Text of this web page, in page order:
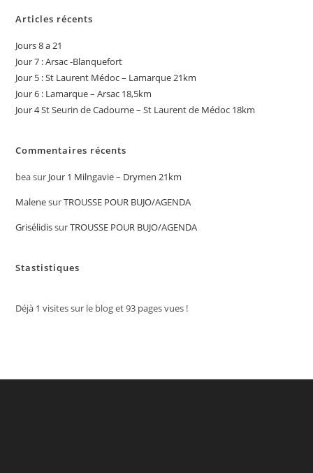
Articles récents
Jours 8 a 21
Jour 7 : Arsac -Blanquefort
Jour 5 : St Laurent Médoc – Lamarque 21km
Jour 6 : Lamarque – Arsac 18,5km
Jour 4 St Seurin de Cadourne – St Laurent de Médoc 18km
Commentaires récents
beasur Jour 1 Milngavie – Drymen 21km
MalenesurTROUSSE POUR BUJO/AGENDA
GrisélidissurTROUSSE POUR BUJO/AGENDA
Stastistiques
Déjà 1 visites sur le blog et93 pages vues !